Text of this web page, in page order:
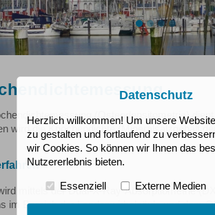
(Osteodensitometrie)
wird die Knochendichte (Mineralsalzgehalt
mittels der Dual-X-Ray-Absorptiometrie
im Bereich der Lendenwirbelsäule und dem
Datenschutz
Herzlich willkommen! Um unsere
zu gestalten und fortlaufend zu
wir Cookies. So können wir Ihnen das
Nutzererlebnis bieten.
Essenziell Externe Medien